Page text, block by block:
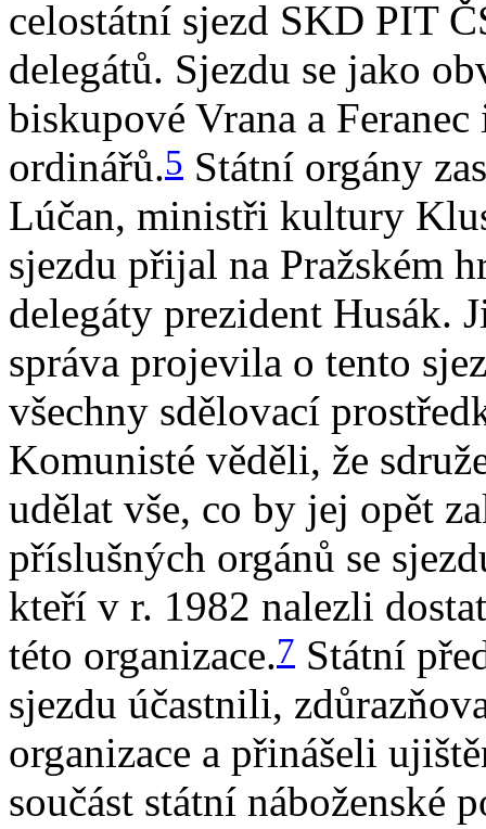
celostátní sjezd SKD PIT
delegátů. Sjezdu se jako
biskupové Vrana a
ordinářů.5 Státní orgány
Lúčan, ministři kultury
sjezdu přijal na Pražském
delegáty prezident Husák.
správa projevila o tento
všechny sdělovací
Komunisté věděli, že
udělat vše, co by jej opět
příslušných orgánů se
kteří v r. 1982 nalezli
této organizace.7 Státní
sjezdu účastnili,
organizace a přinášeli
součást státní náboženské